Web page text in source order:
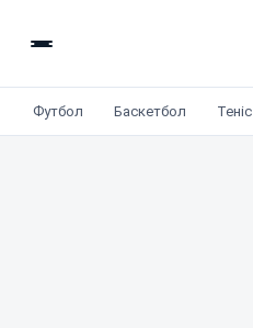
Футбол Баскетбол Теніс